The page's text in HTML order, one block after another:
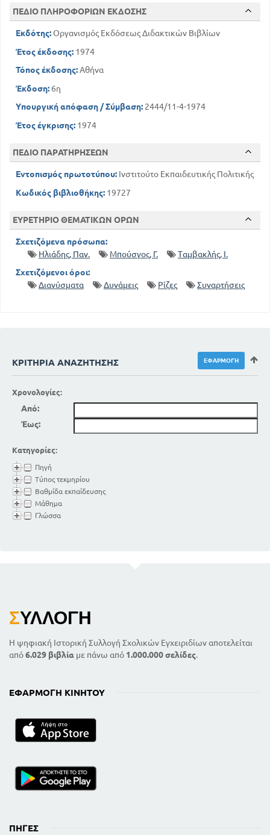
ΠΕΔΙΟ ΠΛΗΡΟΦΟΡΙΩΝ ΕΚΔΟΣΗΣ
Εκδότης:Οργανισμός Εκδόσεως Διδακτικών Βιβλίων
Έτος έκδοσης: 1974
Τόπος έκδοσης:Αθήνα
Έκδοση: 6η
Υπουργική απόφαση / Σύμβαση: 2444/11-4-1974
Έτος έγκρισης: 1974
ΠΕΔΙΟ ΠΑΡΑΤΗΡΗΣΕΩΝ
Εντοπισμός πρωτοτύπου: Ινστιτούτο Εκπαιδευτικής Πολιτικής
Κωδικός βιβλιοθήκης: 19727
ΕΥΡΕΤΗΡΙΟ ΘΕΜΑΤΙΚΩΝ ΟΡΩΝ
Σχετιζόμενα πρόσωπα:
Ηλιάδης, Παν.
Μπούσγος, Γ.
Ταμβακλής, Ι.
Σχετιζόμενοι όροι:
Διανύσματα
Δυνάμεις Ρίζες Συναρτήσεις
ΚΡΙΤΉΡΙΑ ΑΝΑΖΉΤΗΣΗΣ
Χρονολογίες:
Από:
Έως:
Κατηγορίες:
Πηγή
Τύπος τεκμηρίου
Βαθμίδα εκπαίδευσης
Μάθημα
Γλώσσα
ΣΥΛΛΟΓΉ
Η ψηφιακή Ιστορική Συλλογή Σχολικών Εγχειριδίων αποτελείται
από6.029 βιβλία με πάνω από 1.000.000 σελίδες.
ΕΦΑΡΜΟΓΉ ΚΙΝΗΤΟΎ
ΠΗΓΈΣ